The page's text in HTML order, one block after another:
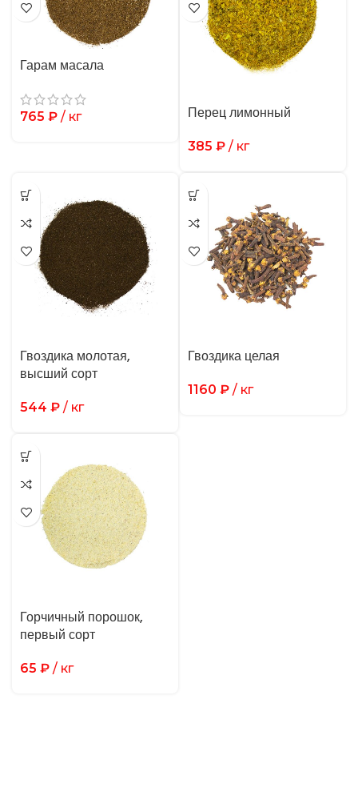
Гарам масала
765 ₽ / кг Перец лимонный
385 ₽ / кг
Гвоздика молотая,
высший сорт
544 ₽ / кг
Гвоздика целая
1160 ₽ / кг
Горчичный порошок,
первый сорт
65 ₽ / кг